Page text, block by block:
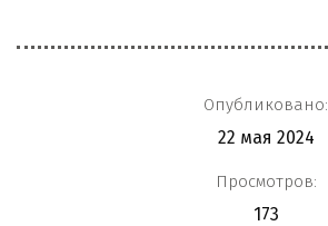
Опубликовано:
22 мая 2024
Просмотров:
173